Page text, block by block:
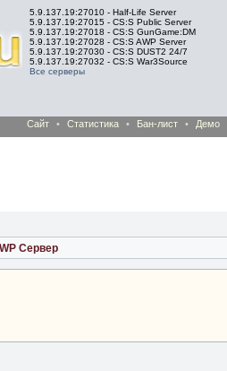
5.9.137.19:27010 - Half-Life Server
5.9.137.19:27015 - CS:S Public Server
5.9.137.19:27018 - CS:S GunGame:DM
5.9.137.19:27028 - CS:S AWP Server
5.9.137.19:27030 - CS:S DUST2 24/7
5.9.137.19:27032 - CS:S War3Source
Все серверы
Сайт • Статистика • Бан-лист • Демо
Сервер